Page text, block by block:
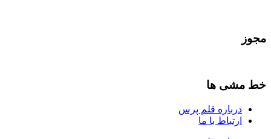
مجوز
خط مشی ها
درباره قلم پرس
ارتباط با ما